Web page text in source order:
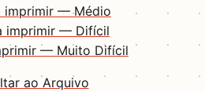
imprimir — Médio
imprimir — Difícil
— Muito Difícil
ao Arquivo